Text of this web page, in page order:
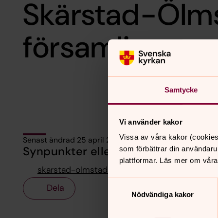
Samtycke
Vi använder kakor
Vissa av våra kakor
som förbättrar din
plattformar. Läs mer om
Nödvändiga kakor
Skärstad-
församling
Senast ändrad 25 april 2022
Synpunkter eller frågor på sidans
skarstad-
Dela